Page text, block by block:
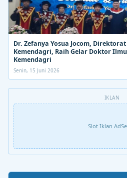
Dr. Zefanya Yosua Jocom,
Kemendagri, Raih Gelar Doktor
Kemendagri
Senin, 15 Juni 2026
IKLAN
Slot Iklan